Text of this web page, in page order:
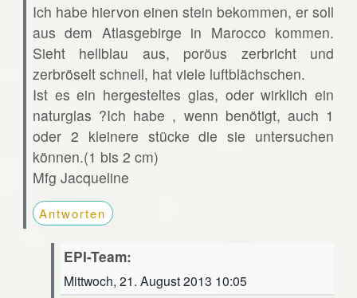
Ich habe hiervon einen stein bekommen, er soll
aus dem Atlasgebirge in Marocco kommen.
Sieht hellblau aus, poröus zerbricht und
zerbröselt schnell, hat viele luftblächschen.
Ist es ein hergesteltes glas, oder wirklich ein
naturglas ?Ich habe , wenn benötigt, auch 1
oder 2 kleinere stücke die sie untersuchen
können.(1 bis 2 cm)
Mfg Jacqueline
Antworten
EPI-Team:
Mittwoch, 21. August 2013 10:05